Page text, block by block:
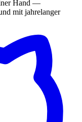
Hand —
mit jahrelanger